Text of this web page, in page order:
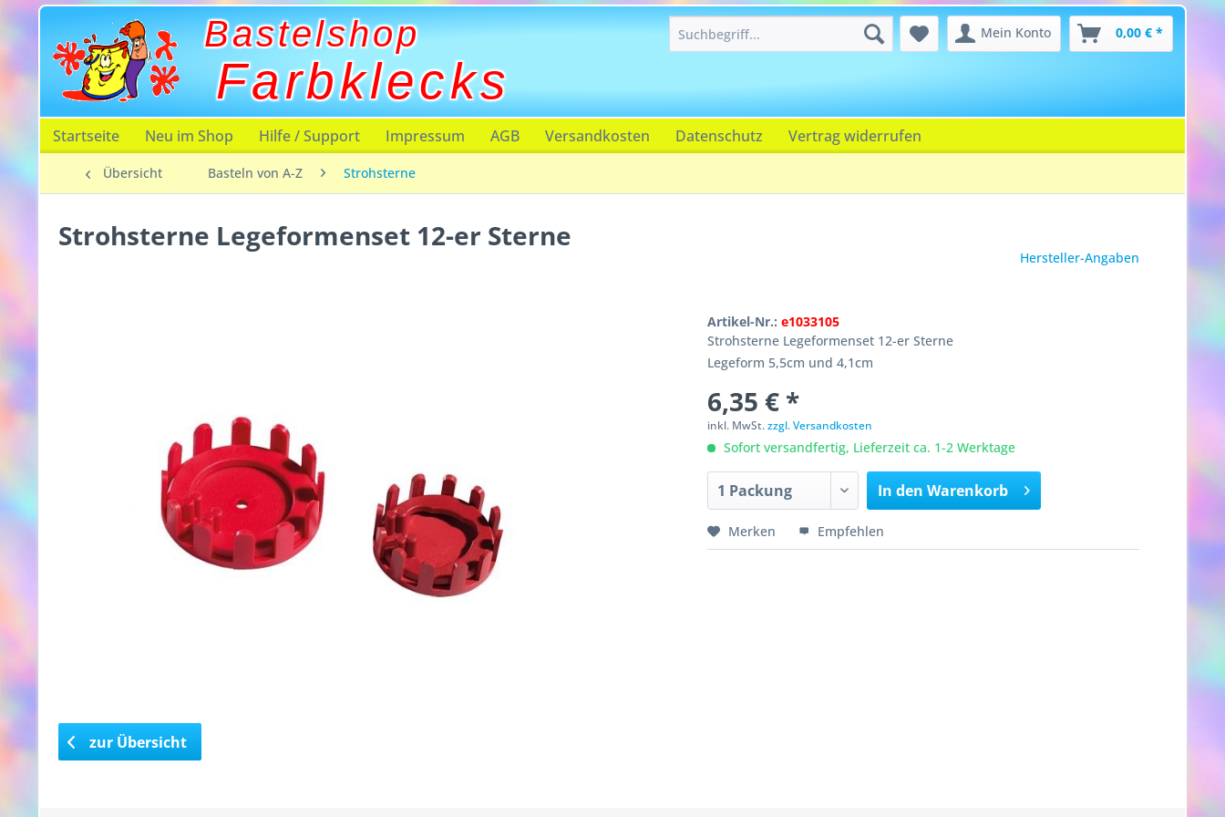
Bastelshop
Farbklecks
Mein Konto 0,00 € *
Startseite Neu im Shop Hilfe / Support Impressum AGB Versandkosten Datenschutz Vertrag widerrufen
Übersicht Basteln von A-Z Strohsterne
Strohsterne Legeformenset 12-er Sterne
Hersteller-Angaben
Artikel-Nr.: e1033105
Strohsterne Legeformenset 12-er Sterne
Legeform 5,5cm und 4,1cm
6,35 € *
inkl. MwSt.zzgl. Versandkosten
Sofort versandfertig, Lieferzeit ca. 1-2 Werktage
In den Warenkorb
Merken Empfehlen
zur Übersicht